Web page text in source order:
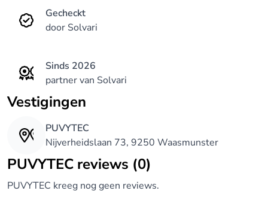
Gecheckt
door Solvari
Sinds 2026
partner van Solvari
Vestigingen
PUVYTEC
Nijverheidslaan 73, 9250 Waasmunster
PUVYTEC reviews (0)
PUVYTEC kreeg nog geen reviews.